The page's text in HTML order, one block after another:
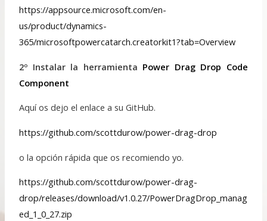
https://appsource.microsoft.com/en-
us/product/dynamics-
365/microsoftpowercatarch.creatorkit1?tab=Overview
2º Instalar la herramienta Power Drag Drop Code
Component
Aquí os dejo el enlace a su GitHub.
https://github.com/scottdurow/power-drag-drop
o la opción rápida que os recomiendo yo.
https://github.com/scottdurow/power-drag-
drop/releases/download/v1.0.27/PowerDragDrop_manag
ed_1_0_27.zip